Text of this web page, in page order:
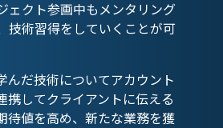
ェクト参画中もメンタリング
技術習得をしていくことが可
んだ技術についてアカウント
携してクライアントに伝える
待値を高め、新たな業務を獲